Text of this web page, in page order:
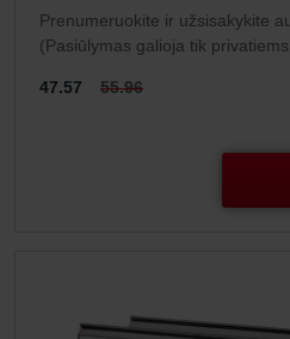
Prenumeruokite ir užsisakykite
(Pasiūlymas galioja tik
47.57 55.96